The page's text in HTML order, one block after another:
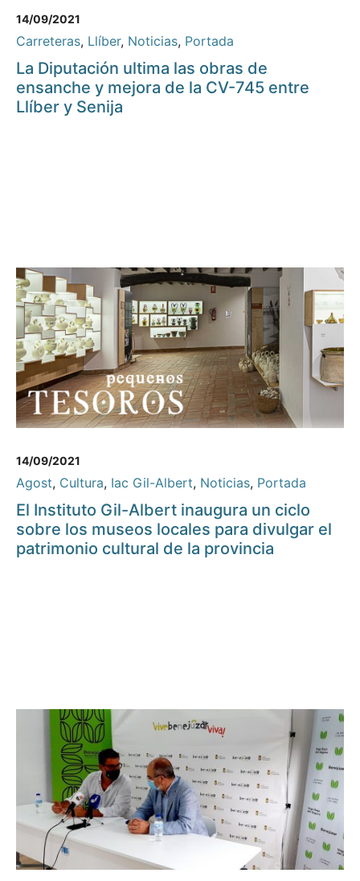
14/09/2021
Carreteras, Llíber, Noticias, Portada
La Diputación ultima las obras de
ensanche y mejora de la CV-745 entre
Llíber y Senija
14/09/2021
Agost, Cultura, Iac Gil-Albert, Noticias, Portada
El Instituto Gil-Albert inaugura un ciclo
sobre los museos locales para divulgar el
patrimonio cultural de la provincia